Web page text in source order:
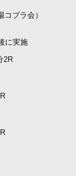
ブラ会）
に実施
2R